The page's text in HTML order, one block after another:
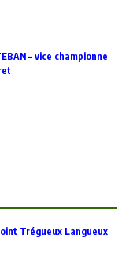
– vice championne
Trégueux Langueux